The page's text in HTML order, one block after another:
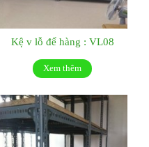
Kệ v lỗ để hàng : VL08
Xem thêm